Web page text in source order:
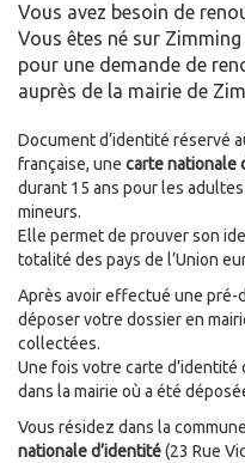
Vous avez besoin de
Vous êtes né sur
pour une demande de
auprès de la mairie de
Document d’identité réservé
française, une carte nationale
durant 15 ans pour les
mineurs.
Elle permet de prouver son
totalité des pays de l’Union
Après avoir effectué une pré-
déposer votre dossier en
collectées.
Une fois votre carte
dans la mairie où a été
Vous résidez dans la
nationale d’identité(23 Rue